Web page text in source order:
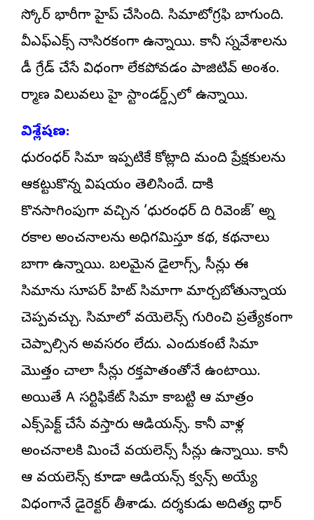
స్కోర్ భారీగా హైప్ చేసింది. సినిమాటోగ్రఫి బాగుంది.
వీఎఫ్ఎక్స్ నాసిరకంగా ఉన్నాయి. కానీ సన్నివేశాలను
డీ గ్రేడ్ చేసే విధంగా లేకపోవడం పాజిటివ్ అంశం.
నిర్మాణ విలువలు హై స్టాండర్డ్స్‌లో ఉన్నాయి.
విశ్లేషణ:
ధురంధర్ సినిమా ఇప్పటికే కోట్లాది మంది ప్రేక్షకులను
ఆకట్టుకొన్న విషయం తెలిసిందే. దానికి
కొనసాగింపుగా వచ్చిన ‘ధురంధర్ ది రివెంజ్’ అన్ని
రకాల అంచనాలను అధిగమిస్తూ కథ, కథనాలు
బాగా ఉన్నాయి. బలమైన డైలాగ్స్, సీన్లు ఈ
సినిమాను సూపర్ హిట్ సినిమాగా మార్చబోతున్నాయని
చెప్పవచ్చు. సినిమాలో వయెలెన్స్ గురించి ప్రత్యేకంగా
చెప్పాల్సిన అవసరం లేదు. ఎందుకంటే సినిమా
మొత్తం చాలా సీన్లు రక్తపాతంతోనే ఉంటాయి.
అయితే A సర్టిఫికేట్ సినిమా కాబట్టి ఆ మాత్రం
ఎక్స్‌పెక్ట్ చేసే వస్తారు ఆడియన్స్. కానీ వాళ్ల
అంచనాలకి మించే వయలెన్స్ సీన్లు ఉన్నాయి. కానీ
ఆ వయలెన్స్‌ని కూడా ఆడియన్స్ కన్విన్స్ అయ్యే
విధంగానే డైరెక్టర్ తీశాడు. దర్శకుడు అదిత్య ధార్